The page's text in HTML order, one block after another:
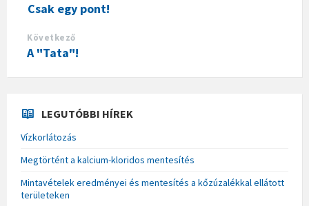
Csak egy pont!
Következő
A "Tata"!
LEGUTÓBBI HÍREK
Vízkorlátozás
Megtörtént a kalcium-kloridos mentesítés
Mintavételek eredményei és mentesítés a kőzúzalékkal ellátott
területeken